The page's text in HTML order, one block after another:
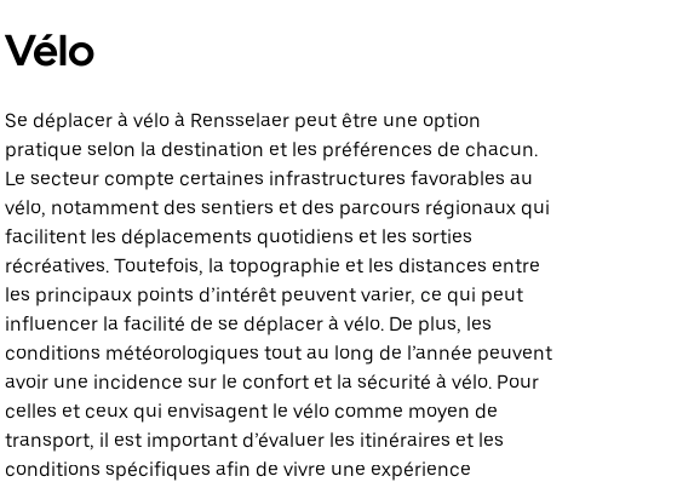
Vélo
Se déplacer à vélo à Rensselaer peut être une option
pratique selon la destination et les préférences de chacun.
Le secteur compte certaines infrastructures favorables au
vélo, notamment des sentiers et des parcours régionaux qui
facilitent les déplacements quotidiens et les sorties
récréatives. Toutefois, la topographie et les distances entre
les principaux points d’intérêt peuvent varier, ce qui peut
influencer la facilité de se déplacer à vélo. De plus, les
conditions météorologiques tout au long de l’année peuvent
avoir une incidence sur le confort et la sécurité à vélo. Pour
celles et ceux qui envisagent le vélo comme moyen de
transport, il est important d’évaluer les itinéraires et les
conditions spécifiques afin de vivre une expérience